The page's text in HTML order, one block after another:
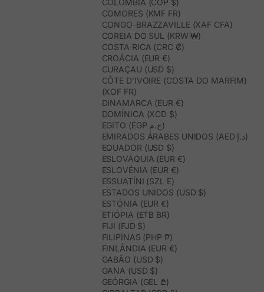
COLÔMBIA (COP $)
COMORES (KMF FR)
CONGO-BRAZZAVILLE (XAF CFA)
COREIA DO SUL (KRW ₩)
COSTA RICA (CRC ₡)
CROÁCIA (EUR €)
CURAÇAU (USD $)
CÔTE D’IVOIRE (COSTA DO MARFIM)
(XOF FR)
DINAMARCA (EUR €)
DOMÍNICA (XCD $)
EGITO (EGP ج.م)
EMIRADOS ÁRABES UNIDOS (AED د.إ)
EQUADOR (USD $)
ESLOVÁQUIA (EUR €)
ESLOVÉNIA (EUR €)
ESSUATÍNI (SZL E)
ESTADOS UNIDOS (USD $)
ESTÓNIA (EUR €)
ETIÓPIA (ETB BR)
FIJI (FJD $)
FILIPINAS (PHP ₱)
FINLÂNDIA (EUR €)
GABÃO (USD $)
GANA (USD $)
GEÓRGIA (GEL ₾)